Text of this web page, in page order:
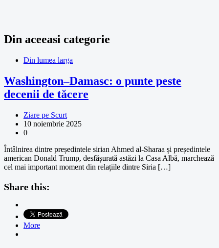
Din aceeasi categorie
Din lumea larga
Washington–Damasc: o punte peste
decenii de tăcere
Ziare pe Scurt
10 noiembrie 2025
0
Întâlnirea dintre președintele sirian Ahmed al-Sharaa și președintele
american Donald Trump, desfășurată astăzi la Casa Albă, marchează
cel mai important moment din relațiile dintre Siria […]
Share this:
More